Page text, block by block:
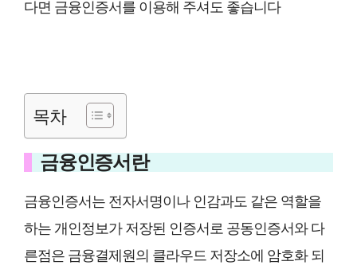
다면 금융인증서를 이용해 주셔도 좋습니다
목차
금융인증서란
금융인증서는 전자서명이나 인감과도 같은 역할을
하는 개인정보가 저장된 인증서로 공동인증서와 다
른점은 금융결제원의 클라우드 저장소에 암호화 되